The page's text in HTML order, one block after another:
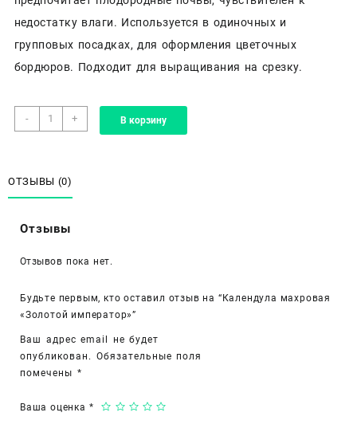
недостатку влаги. Используется в одиночных и
групповых посадках, для оформления цветочных
бордюров. Подходит для выращивания на срезку.
-
Количество
товара
«Золотой
император»
+ В корзину
ОТЗЫВЫ (0)
Отзывы
Отзывов пока нет.
Будьте первым, кто оставил отзыв на “Календула махровая
«Золотой император»”
Ваш адрес email не будет
опубликован. Обязательные поля
помечены *
Ваша оценка *